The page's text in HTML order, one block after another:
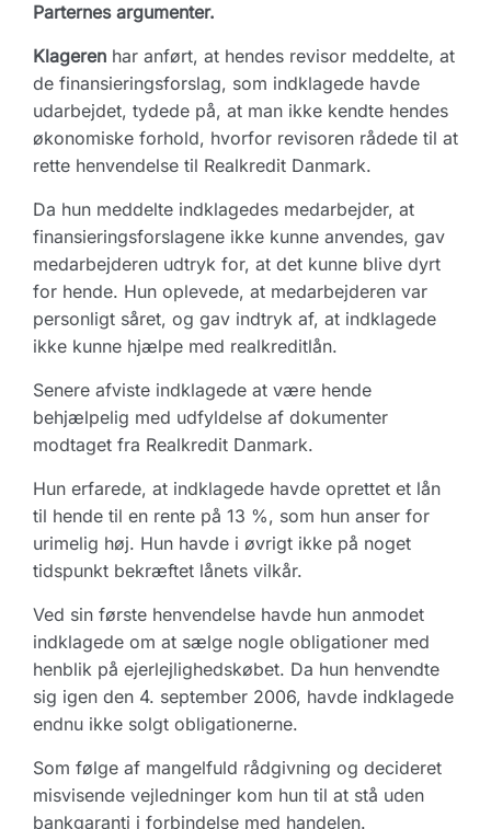
Parternes argumenter.
Klageren har anført, at hendes revisor meddelte, at
de finansieringsforslag, som indklagede havde
udarbejdet, tydede på, at man ikke kendte hendes
økonomiske forhold, hvorfor revisoren rådede til at
rette henvendelse til Realkredit Danmark.
Da hun meddelte indklagedes medarbejder, at
finansieringsforslagene ikke kunne anvendes, gav
medarbejderen udtryk for, at det kunne blive dyrt
for hende. Hun oplevede, at medarbejderen var
personligt såret, og gav indtryk af, at indklagede
ikke kunne hjælpe med realkreditlån.
Senere afviste indklagede at være hende
behjælpelig med udfyldelse af dokumenter
modtaget fra Realkredit Danmark.
Hun erfarede, at indklagede havde oprettet et lån
til hende til en rente på 13 %, som hun anser for
urimelig høj. Hun havde i øvrigt ikke på noget
tidspunkt bekræftet lånets vilkår.
Ved sin første henvendelse havde hun anmodet
indklagede om at sælge nogle obligationer med
henblik på ejerlejlighedskøbet. Da hun henvendte
sig igen den 4. september 2006, havde indklagede
endnu ikke solgt obligationerne.
Som følge af mangelfuld rådgivning og decideret
misvisende vejledninger kom hun til at stå uden
bankgaranti i forbindelse med handelen.